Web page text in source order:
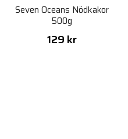
Seven Oceans Nödkakor
500g
129 kr